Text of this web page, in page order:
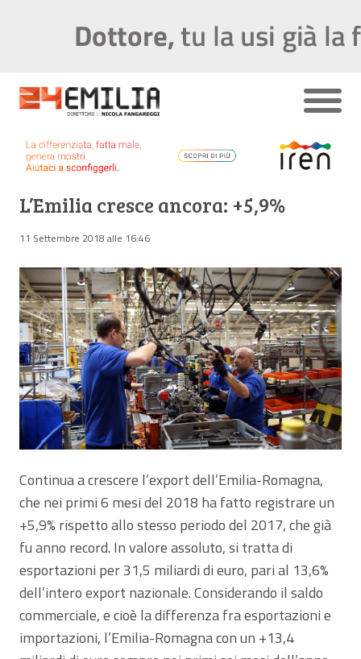
L’Emilia cresce ancora: +5,9%
11 Settembre 2018 alle 16:46
Continua a crescere l’export dell’Emilia-Romagna,
che nei primi 6 mesi del 2018 ha fatto registrare un
+5,9% rispetto allo stesso periodo del 2017, che già
fu anno record. In valore assoluto, si tratta di
esportazioni per 31,5 miliardi di euro, pari al 13,6%
dell’intero export nazionale. Considerando il saldo
commerciale, e cioè la differenza fra esportazioni e
importazioni, l’Emilia-Romagna con un +13,4